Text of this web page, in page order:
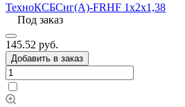
ТехноКСБСнг(А)-FRHF 1х2х1,38
Под заказ
145.52 руб.
Добавить в заказ